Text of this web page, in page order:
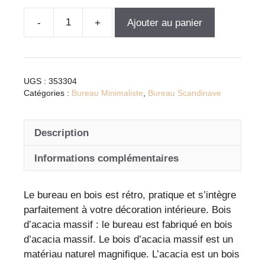
quantité
Bureau
bois
massif
style
et
pratique
Ajouter au panier
UGS : 353304
Catégories : Bureau Minimaliste, Bureau Scandinave
Description
Informations complémentaires
Le bureau en bois est rétro, pratique et s’intègre
parfaitement à votre décoration intérieure. Bois
d’acacia massif : le bureau est fabriqué en bois
d’acacia massif. Le bois d’acacia massif est un
matériau naturel magnifique. L’acacia est un bois